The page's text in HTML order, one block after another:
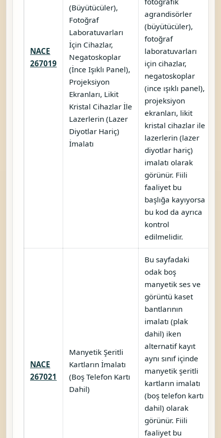
NACE
267019
(Büyütücüler),
Fotoğraf
Laboratuvarları
İçin Cihazlar,
Negatoskoplar
(İnce Işıklı Panel),
Projeksiyon
Ekranları, Likit
Kristal Cihazlar İle
Lazerlerin (Lazer
Diyotlar Hariç)
İmalatı
agrandisörler
(büyütücüler),
fotoğraf
laboratuvarları
için cihazlar,
negatoskoplar
(ince ışıklı panel),
projeksiyon
ekranları, likit
kristal cihazlar ile
lazerlerin (lazer
diyotlar hariç)
imalatı olarak
görünür. Fiili
faaliyet bu
başlığa kayıyorsa
bu kod da ayrıca
kontrol
edilmelidir.
NACE
267021
Manyetik Şeritli
Kartların İmalatı
(Boş Telefon Kartı
Dahil)
Bu sayfadaki
odak boş
manyetik ses ve
görüntü kaset
bantlarının
imalatı (plak
dahil) iken
alternatif kayıt
aynı sınıf içinde
manyetik şeritli
kartların imalatı
(boş telefon kartı
dahil) olarak
görünür. Fiili
faaliyet bu